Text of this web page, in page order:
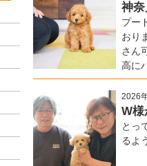
神
プー
おり
さん
高に
2026
W様
とっ
るよ